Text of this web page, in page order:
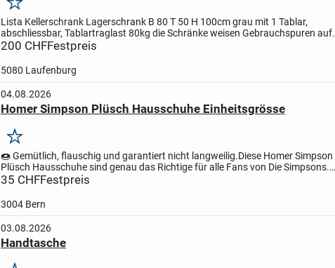
Merken
Lista Kellerschrank Lagerschrank B 80 T 50 H 100cm grau mit 1 Tablar,
abschliessbar, Tablartraglast 80kg die Schränke weisen Gebrauchspuren auf,
alle Schränke sind auf Ihre funktionstüchtigkeit...
200 CHFFestpreis
5080 Laufenburg
04.08.2026
Homer Simpson Plüsch Hausschuhe Einheitsgrösse
Merken
🍩 Gemütlich, flauschig und garantiert nicht langweilig.Diese Homer Simpson
Plüsch Hausschuhe sind genau das Richtige für alle Fans von Die Simpsons.
Sie überzeugen mit ihrem witzigen Design, weichem...
35 CHFFestpreis
3004 Bern
03.08.2026
Handtasche